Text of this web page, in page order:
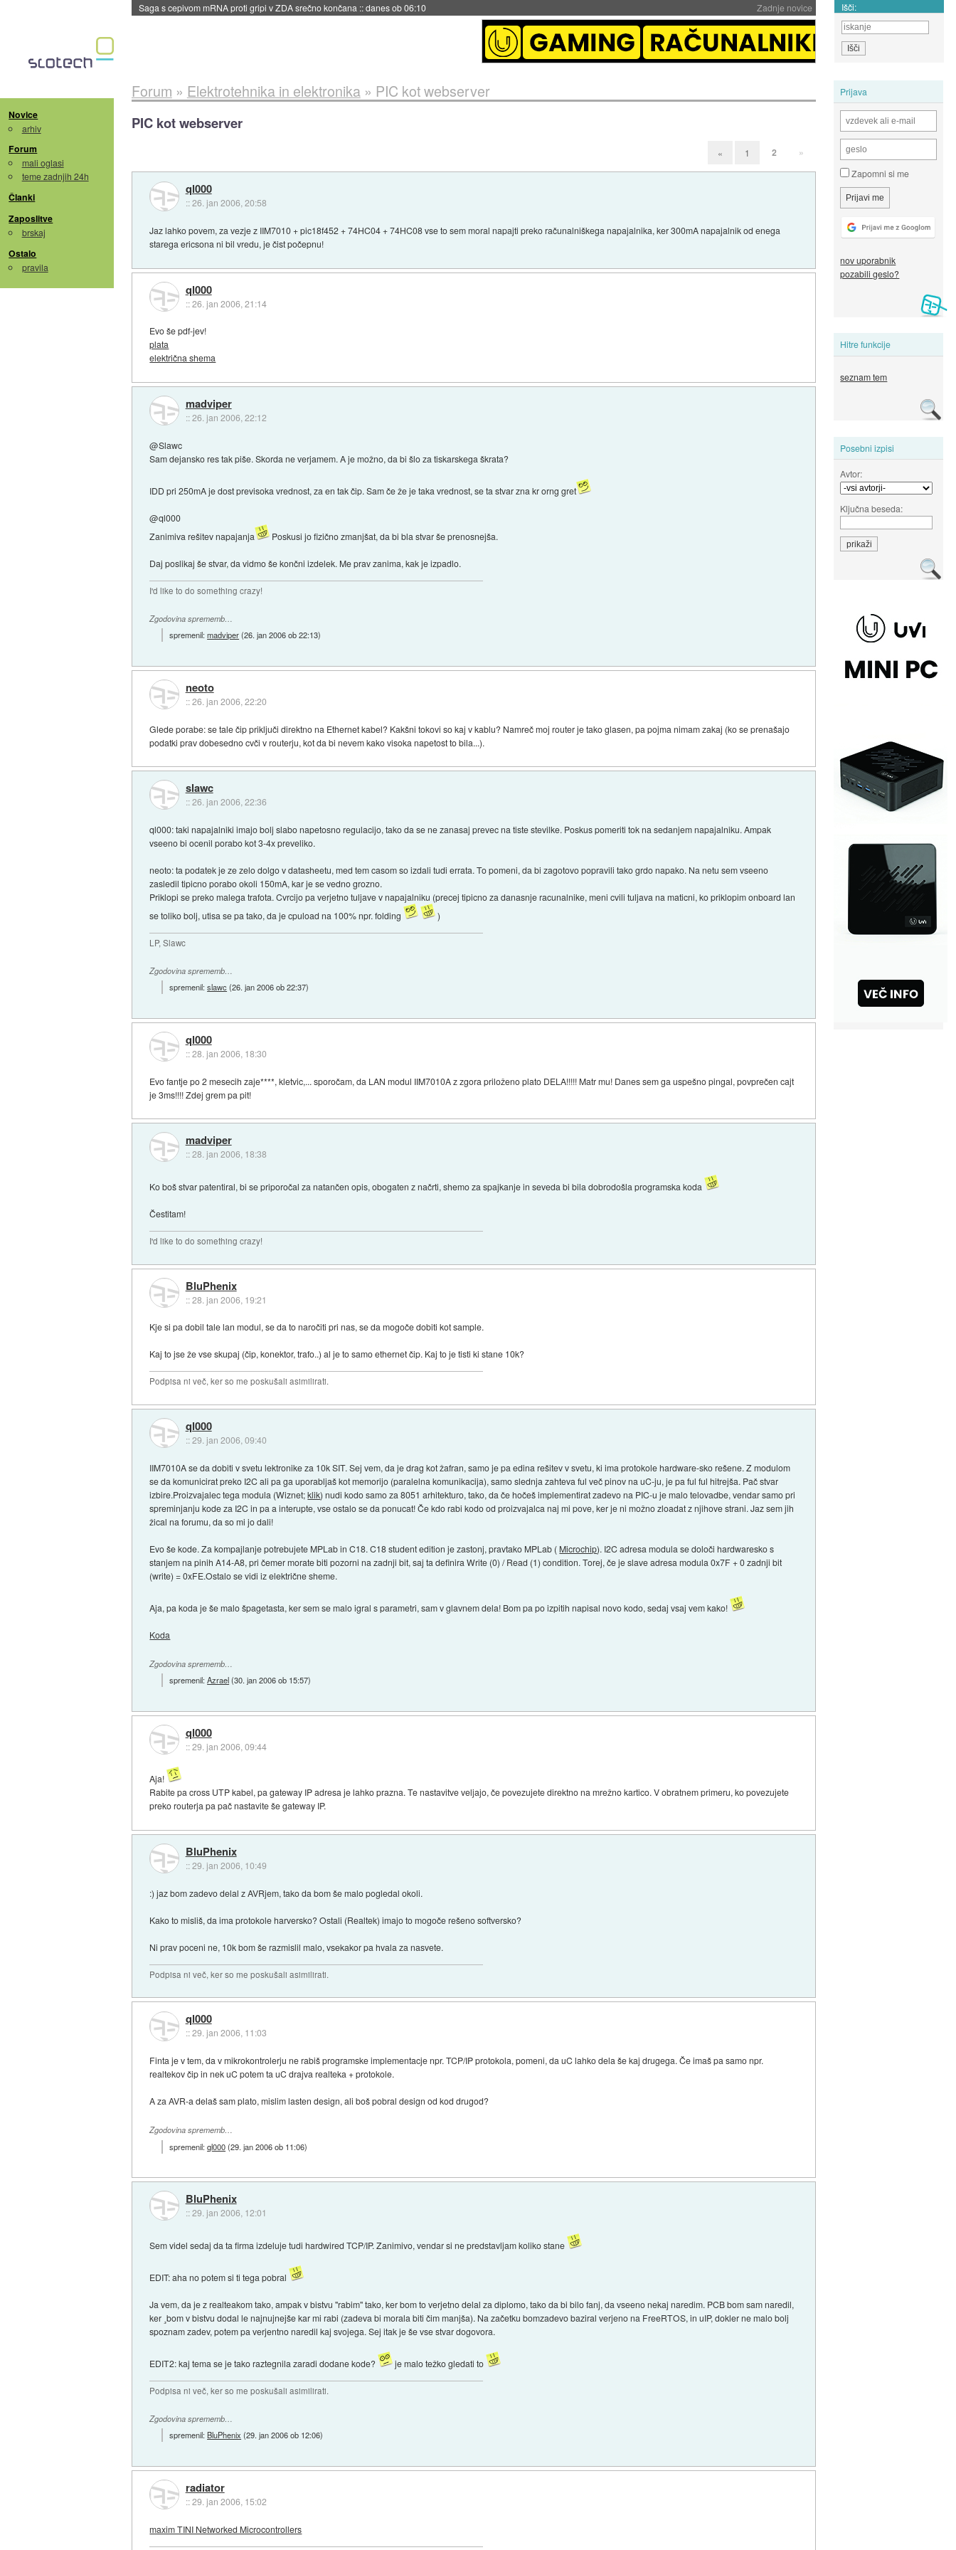
Zadnje novice
Saga s cepivom mRNA proti gripi v ZDA srečno končana ::danes ob 06:10 Išči:
Novice
arhiv
Forum
mali oglasi
teme zadnjih 24h
Članki
Zaposlitve
brskaj
Ostalo
pravila
Prijava
Zapomni si me
nov uporabnik
pozabili geslo?
Hitre funkcije
seznam tem
Posebni izpisi
Avtor:
Ključna beseda:
Forum » Elektrotehnika in elektronika» PIC kot webserver
PIC kot webserver
« 1 2 »
ql000
::26. jan 2006, 20:58
Jaz lahko povem, za vezje z IIM7010 + pic18f452 + 74HC04 + 74HC08 vse to sem moral napajti preko računalniškega napajalnika, ker 300mA napajalnik od enega
starega ericsona ni bil vredu, je čist počepnu!
ql000
::26. jan 2006, 21:14
Evo še pdf-jev!
plata
električna shema
madviper
::26. jan 2006, 22:12
@Slawc
Sam dejansko res tak piše. Skorda ne verjamem. A je možno, da bi šlo za tiskarskega škrata?
IDD pri 250mA je dost previsoka vrednost, za en tak čip. Sam če že je taka vrednost, se ta stvar zna kr orng gret
@ql000
Zanimiva rešitev napajanja
Poskusi jo fizično zmanjšat, da bi bla stvar še prenosnejša.
Daj poslikaj še stvar, da vidmo še končni izdelek. Me prav zanima, kak je izpadlo.
I'd like to do something crazy!
Zgodovina sprememb…
spremenil:madviper(26. jan 2006 ob 22:13)
neoto
::26. jan 2006, 22:20
Glede porabe: se tale čip priključi direktno na Ethernet kabel? Kakšni tokovi so kaj v kablu? Namreč moj router je tako glasen, pa pojma nimam zakaj (ko se prenašajo
podatki prav dobesedno cvči v routerju, kot da bi nevem kako visoka napetost to bila...).
slawc
::26. jan 2006, 22:36
ql000: taki napajalniki imajo bolj slabo napetosno regulacijo, tako da se ne zanasaj prevec na tiste stevilke. Poskus pomeriti tok na sedanjem napajalniku. Ampak
vseeno bi ocenil porabo kot 3-4x preveliko.
neoto: ta podatek je ze zelo dolgo v datasheetu, med tem casom so izdali tudi errata. To pomeni, da bi zagotovo popravili tako grdo napako. Na netu sem vseeno
zasledil tipicno porabo okoli 150mA, kar je se vedno grozno.
Priklopi se preko malega trafota. Cvrcijo pa verjetno tuljave v napajalniku (precej tipicno za danasnje racunalnike, meni cvili tuljava na maticni, ko priklopim onboard lan
se toliko bolj, utisa se pa tako, da je cpuload na 100% npr. folding
)
LP, Slawc
Zgodovina sprememb…
spremenil:slawc (26. jan 2006 ob 22:37)
ql000
::28. jan 2006, 18:30
Evo fantje po 2 mesecih zaje****, kletvic,... sporočam, da LAN modul IIM7010A z zgora priloženo plato DELA!!!!! Matr mu! Danes sem ga uspešno pingal, povprečen cajt
je 3ms!!!! Zdej grem pa pit!
madviper
::28. jan 2006, 18:38
Ko boš stvar patentiral, bi se priporočal za natančen opis, obogaten z načrti, shemo za spajkanje in seveda bi bila dobrodošla programska koda
Čestitam!
I'd like to do something crazy!
BluPhenix
::28. jan 2006, 19:21
Kje si pa dobil tale lan modul, se da to naročiti pri nas, se da mogoče dobiti kot sample.
Kaj to jse že vse skupaj (čip, konektor, trafo..) al je to samo ethernet čip. Kaj to je tisti ki stane 10k?
Podpisa ni več, ker so me poskušali asimilirati.
ql000
::29. jan 2006, 09:40
IIM7010A se da dobiti v svetu lektronike za 10k SIT. Sej vem, da je drag kot žafran, samo je pa edina rešitev v svetu, ki ima protokole hardware-sko rešene. Z modulom
se da komunicirat preko I2C ali pa ga uporabljaš kot memorijo (paralelna komunikacija), samo slednja zahteva ful več pinov na uC-ju, je pa ful ful hitrejša. Pač stvar
izbire.Proizvajalec tega modula (Wiznet;klik) nudi kodo samo za 8051 arhitekturo, tako, da če hočeš implementirat zadevo na PIC-u je malo telovadbe, vendar samo pri
spreminjanju kode za I2C in pa a interupte, vse ostalo se da ponucat! Če kdo rabi kodo od proizvajalca naj mi pove, ker je ni možno zloadat z njihove strani. Jaz sem jih
žical na forumu, da so mi jo dali!
Evo še kode. Za kompajlanje potrebujete MPLab in C18. C18 student edition je zastonj, pravtako MPLab ( Microchip). I2C adresa modula se določi hardwaresko s
stanjem na pinih A14-A8, pri čemer morate biti pozorni na zadnji bit, saj ta definira Write (0) / Read (1) condition. Torej, če je slave adresa modula 0x7F + 0 zadnji bit
(write) = 0xFE.Ostalo se vidi iz električne sheme.
Aja, pa koda je še malo špagetasta, ker sem se malo igral s parametri, sam v glavnem dela! Bom pa po izpitih napisal novo kodo, sedaj vsaj vem kako!
Koda
Zgodovina sprememb…
spremenil:Azrael(30. jan 2006 ob 15:57)
ql000
::29. jan 2006, 09:44
Aja!
Rabite pa cross UTP kabel, pa gateway IP adresa je lahko prazna. Te nastavitve veljajo, če povezujete direktno na mrežno kartico. V obratnem primeru, ko povezujete
preko routerja pa pač nastavite še gateway IP.
BluPhenix
::29. jan 2006, 10:49
:) jaz bom zadevo delal z AVRjem, tako da bom še malo pogledal okoli.
Kako to misliš, da ima protokole harversko? Ostali (Realtek) imajo to mogoče rešeno softversko?
Ni prav poceni ne, 10k bom še razmislil malo, vsekakor pa hvala za nasvete.
Podpisa ni več, ker so me poskušali asimilirati.
ql000
::29. jan 2006, 11:03
Finta je v tem, da v mikrokontrolerju ne rabiš programske implementacje npr. TCP/IP protokola, pomeni, da uC lahko dela še kaj drugega. Če imaš pa samo npr.
realtekov čip in nek uC potem ta uC drajva realteka + protokole.
A za AVR-a delaš sam plato, mislim lasten design, ali boš pobral design od kod drugod?
Zgodovina sprememb…
spremenil:ql000(29. jan 2006 ob 11:06)
BluPhenix
::29. jan 2006, 12:01
Sem videl sedaj da ta firma izdeluje tudi hardwired TCP/IP. Zanimivo, vendar si ne predstavljam koliko stane
EDIT: aha no potem si ti tega pobral
Ja vem, da je z realteakom tako, ampak v bistvu "rabim" tako, ker bom to verjetno delal za diplomo, tako da bi bilo fanj, da vseeno nekaj naredim. PCB bom sam naredil,
ker ¸bom v bistvu dodal le najnujnejše kar mi rabi (zadeva bi morala biti čim manjša). Na začetku bomzadevo baziral verjeno na FreeRTOS, in uIP, dokler ne malo bolj
spoznam zadev, potem pa verjentno naredil kaj svojega. Sej itak je še vse stvar dogovora.
EDIT2: kaj tema se je tako raztegnila zaradi dodane kode? je malo težko gledati to
Podpisa ni več, ker so me poskušali asimilirati.
Zgodovina sprememb…
spremenil:BluPhenix (29. jan 2006 ob 12:06)
radiator
::29. jan 2006, 15:02
maxim TINI Networked Microcontrollers